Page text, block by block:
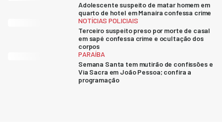
Adolescente suspeito de matar homem em
quarto de hotel em Manaíra confessa crime
NOTÍCIAS POLICIAIS
Terceiro suspeito preso por morte de casal
em sapé confessa crime e ocultação dos
corpos
PARAÍBA
Semana Santa tem mutirão de confissões e
Via Sacra em João Pessoa; confira a
programação